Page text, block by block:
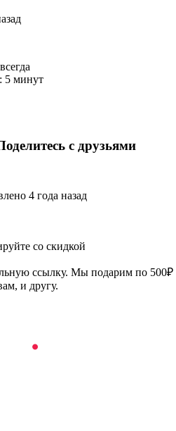
5 минут
с друзьями
4 года назад
со скидкой
ссылку. Мы подарим по 500₽
и другу.